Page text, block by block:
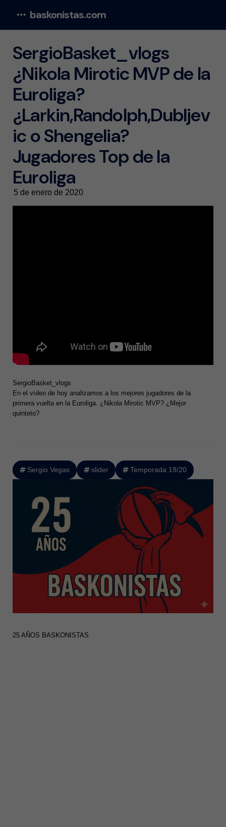
baskonistas.com
SergioBasket_vlogs
¿Nikola Mirotic MVP de la
Euroliga?
¿Larkin,Randolph,Dubljev
ic o Shengelia?
Jugadores Top de la
Euroliga
5 de enero de 2020
SergioBasket_vlogs
En el vídeo de hoy analizamos a los mejores jugadores de la
primera vuelta en la Euroliga. ¿Nikola Mirotic MVP? ¿Mejor
quinteto?
Sergio Vegas slider Temporada 19/20
25 AÑOS BASKONISTAS